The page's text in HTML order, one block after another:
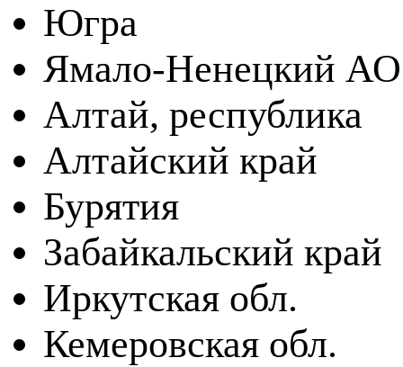
Югра
Ямало-Ненецкий АО
Алтай, республика
Алтайский край
Бурятия
Забайкальский край
Иркутская обл.
Кемеровская обл.